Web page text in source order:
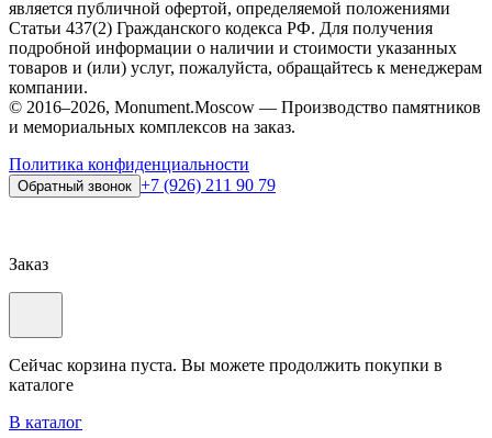
является публичной офертой, определяемой положениями
Статьи 437(2) Гражданского кодекса РФ. Для получения
подробной информации о наличии и стоимости указанных
товаров и (или) услуг, пожалуйста, обращайтесь к менеджерам
компании.
© 2016–2026, Monument.Moscow — Производство памятников
и мемориальных комплексов на заказ.
Политика конфиденциальности
Обратный звонок +7 (926) 211 90 79
Заказ
Сейчас корзина пуста. Вы можете продолжить покупки в
каталоге
В каталог